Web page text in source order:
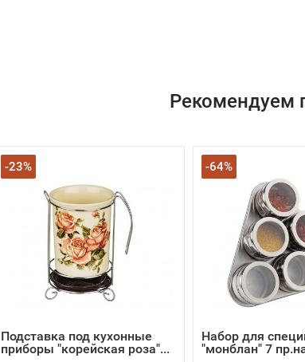
Рекомендуем
-23%
Подставка под кухонные
приборы "корейская роза"...
-64%
Набор для
"монблан" 7